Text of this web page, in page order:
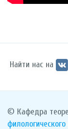
Найти нас на
© Кафедра